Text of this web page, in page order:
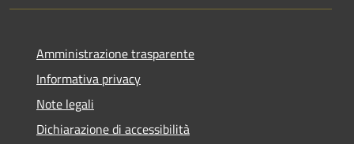
Amministrazione trasparente
Informativa privacy
Note legali
Dichiarazione di accessibilità